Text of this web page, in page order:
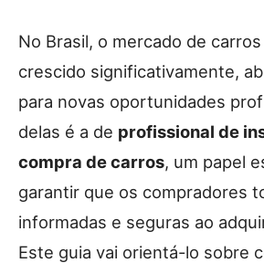
No Brasil, o mercado de
crescido significativamente,
para novas oportunidades
delas é a de profissional de
compra de carros, um papel
garantir que os compradores
informadas e seguras ao
Este guia vai orientá-lo sobre